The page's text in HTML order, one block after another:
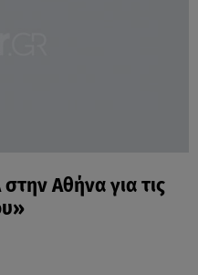
Αθήνα για τις